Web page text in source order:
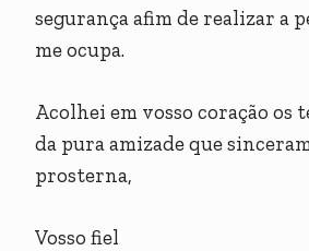
segurança afim de realizar a
me ocupa.
Acolhei em vosso coração os
da pura amizade que
prosterna,
Vosso fiel